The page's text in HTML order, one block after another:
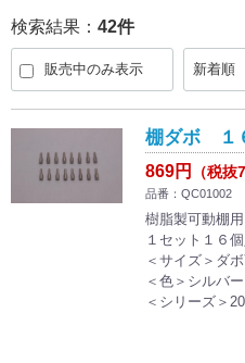
検索結果： 42件
販売中のみ表示
棚ダボ １
869円 （税抜
品番：QC01002
樹脂製可動棚用
１セット１６個
＜サイズ＞ダ
＜色＞シルバー
＜シリーズ＞